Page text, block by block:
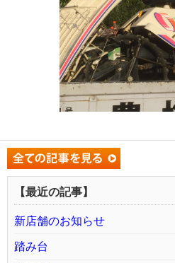
【最近の記事】
新店舗のお知らせ
踏み台